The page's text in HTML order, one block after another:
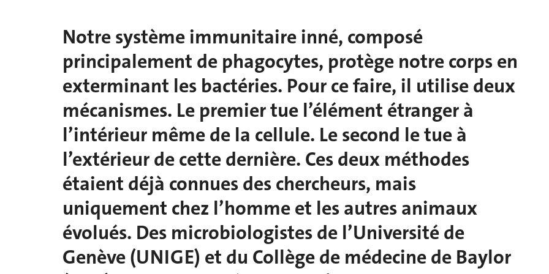
Notre système immunitaire inné, composé
principalement de phagocytes, protège notre corps en
exterminant les bactéries. Pour ce faire, il utilise deux
mécanismes. Le premier tue l’élément étranger à
l’intérieur même de la cellule. Le second le tue à
l’extérieur de cette dernière. Ces deux méthodes
étaient déjà connues des chercheurs, mais
uniquement chez l’homme et les autres animaux
évolués. Des microbiologistes de l’Université de
Genève (UNIGE) et du Collège de médecine de Baylor